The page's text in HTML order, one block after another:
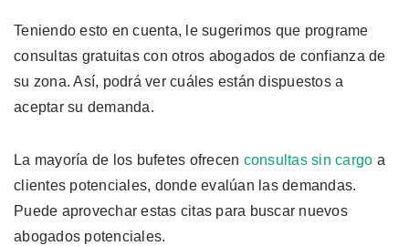
Teniendo esto en cuenta, le sugerimos que programe
consultas gratuitas con otros abogados de confianza de
su zona. Así, podrá ver cuáles están dispuestos a
aceptar su demanda.
La mayoría de los bufetes ofrecen consultas sin cargo a
clientes potenciales, donde evalúan las demandas.
Puede aprovechar estas citas para buscar nuevos
abogados potenciales.